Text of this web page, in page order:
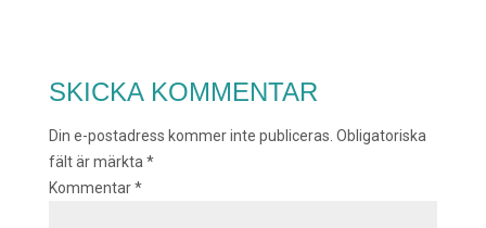
SKICKA KOMMENTAR
Din e-postadress kommer inte publiceras. Obligatoriska
fält är märkta *
Kommentar*